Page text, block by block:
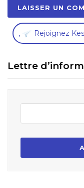
, Rejoignez
Lettre